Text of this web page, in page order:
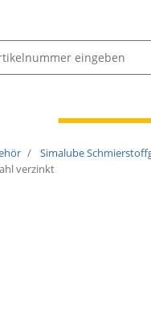
Simalube
verzinkt